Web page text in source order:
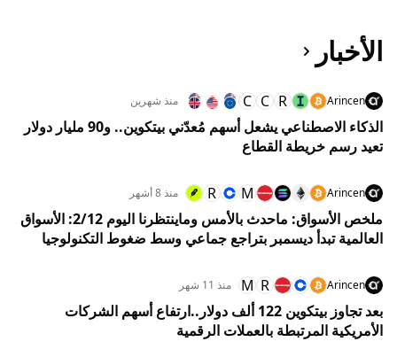
الأخبار
Arincen
R
C
C منذ شهرين
الذكاء الاصطناعي يشعل أسهم مُعدّني بيتكوين.. و90 مليار دولار
تعيد رسم خريطة القطاع
Arincen
M
R منذ 8 أشهر
ملخص الأسواق: ماحدث بالأمس وماينتظرنا اليوم 2/12: الأسواق
العالمية تبدأ ديسمبر بتراجع جماعي وسط ضغوط التكنولوجيا
Arincen
R
M منذ 11 شهر
بعد تجاوز بيتكوين 122 ألف دولار..ارتفاع أسهم الشركات
الأمريكية المرتبطة بالعملات الرقمية